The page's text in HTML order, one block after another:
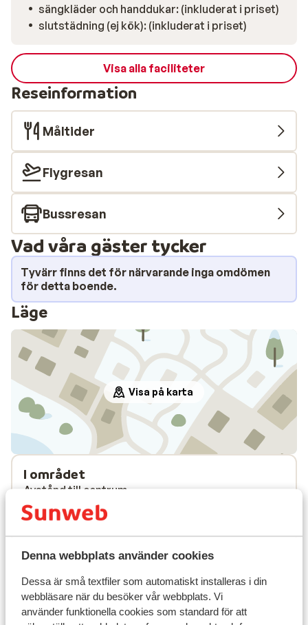
Denna webbplats använder cookies
Dessa är små textfiler som automatiskt installeras i din
webbläsare när du besöker vår webbplats. Vi
använder funktionella cookies som standard för att
sängkläder och handdukar: (inkluderat i priset)
slutstädning (ej kök): (inkluderat i priset)
Visa alla faciliteter
Reseinformation
Måltider
Flygresan
Bussresan
Vad våra gäster tycker
Tyvärr finns det för närvarande inga omdömen
för detta boende.
Läge
Visa på karta
I området
Avstånd till centrum
Avstånd till pist ca 200 m
Avstånd till skidlift ca 200 m
Liftkort/Utrustning/Skidskola
Liftkort